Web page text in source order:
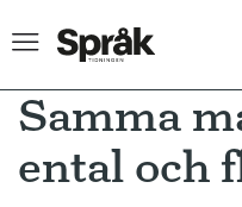
Samma
ental och